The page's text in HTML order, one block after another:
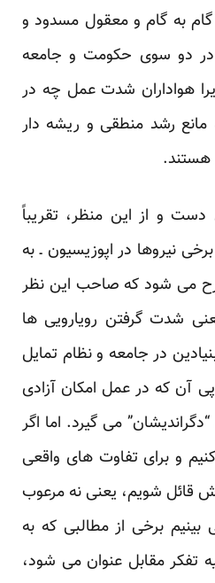
گام به گام و معقول مسدود و
در دو سوی حکومت و جامعه
هواداران شدت عمل چه در
رشد منطقی و ریشه دار
دست و از این منظر، تقریباً
نیروها در اپوزیسیون ـ به
می شود که صاحب این نظر
شدت گرفتن رویارویی ها
در جامعه و نظام تمایل
آن که در عمل امکان آزادی
می گیرد. اما اگر
و برای تفاوت های واقعی
قائل شویم، یعنی نه مرعوب
بینیم برخی از مطالبی که به
تفکر مقابل عنوان می شود،